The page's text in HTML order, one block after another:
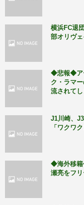
横浜FC退
部オリヴェ
◆悲報◆ア
ク・ラマ
流されてし
J1川崎、
「ワクワ
◆海外移籍
瀬亮をフ